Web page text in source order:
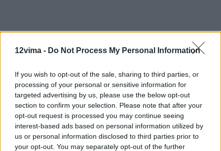
12vima - Do Not Process My Personal Information
If you wish to opt-out of the sale, sharing to third parties, or
processing of your personal or sensitive information for
targeted advertising by us, please use the below opt-out
section to confirm your selection. Please note that after your
opt-out request is processed you may continue seeing
interest-based ads based on personal information utilized by
us or personal information disclosed to third parties prior to
your opt-out. You may separately opt-out of the further